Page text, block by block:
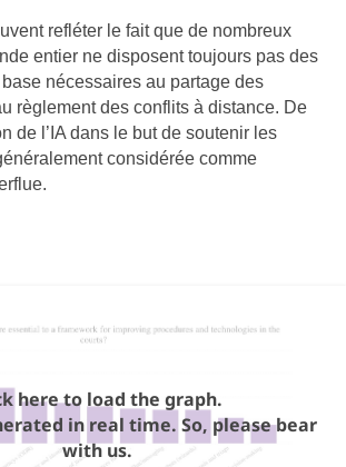
refléter le fait que de nombreux
entier ne disposent toujours pas des
nécessaires au partage des
règlement des conflits à distance. De
de l’IA dans le but de soutenir les
considérée comme
here to load the graph.
in real time. So, please bear
with us.